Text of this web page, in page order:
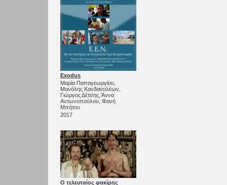
Exodus
Μαρία Παπαγεωργίου,
Μανόλης Κανδανολέων,
Γιώργος Δέτσης, Άννα
Αντωνοπούλου, Φανή
Μπήτου
2017
Ο τελευταίος φακίρης